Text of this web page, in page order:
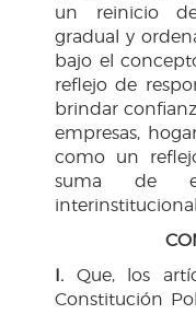
un reinicio de
gradual y
bajo el
reflejo de
brindar
empresas,
como un
suma de
I. Que, los
Constitución